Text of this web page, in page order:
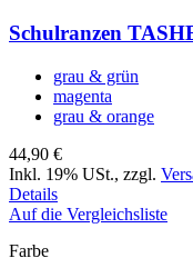
Schulranzen
grau & grün
magenta
grau & orange
44,90 €
Inkl. 19% USt., zzgl.
Details
Auf die Vergleichsliste
Farbe